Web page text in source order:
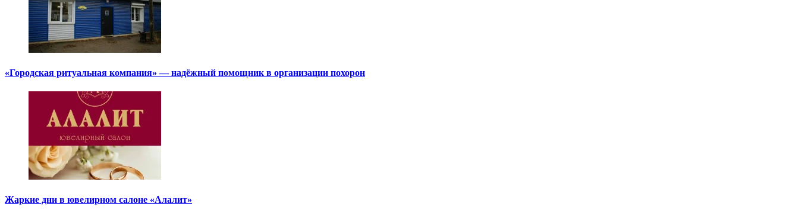
«Городская ритуальная компания» — надёжный помощник в организации похорон
Жаркие дни в ювелирном салоне «Алалит»